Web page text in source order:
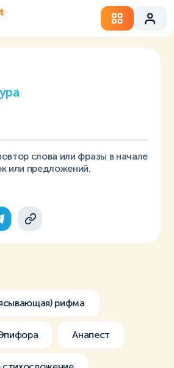
слова или фразы в начале
или предложений.
рифма
Анапест